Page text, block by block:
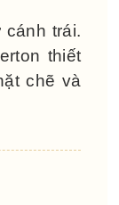
cánh trái.
thiết
chẽ và